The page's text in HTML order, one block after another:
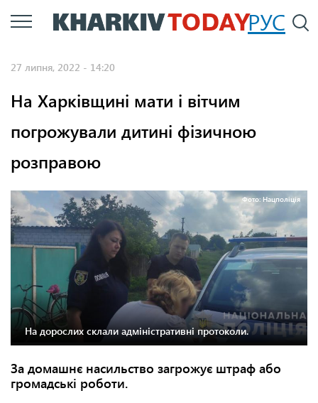
Перейти
до
РУС
27 липня, 2022 - 14:20
На Харківщині мати і вітчим
погрожували дитині фізичною
розправою
Фото: Нацполіція
На дорослих склали адміністративні протоколи.
За домашнє насильство загрожує штраф або
громадські роботи.